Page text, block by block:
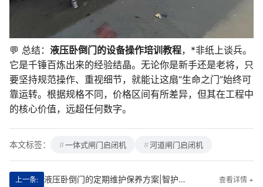
💬 总结： 液压卧倒门的设备操作培训教程，*非纸上谈兵。
它是千锤百炼出来的经验结晶。无论你是新手还是老将，只
要坚持规范操作、重视细节，就能让这扇“生命之门”始终可
靠运转。根据规格不同，价格区间有所差异，但其在工程中
的核心价值，远超任何数字。
本文标签： 一体式闸门启闭机 河道闸门启闭机
上一条: 液压卧倒门的定期维护保养方案|智护安全每一秒 查看详情 +